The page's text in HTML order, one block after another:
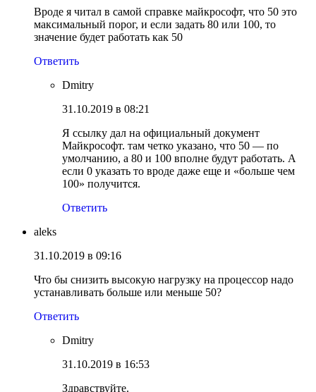
Вроде я читал в самой справке майкрософт, что 50 это
максимальный порог, и если задать 80 или 100, то
значение будет работать как 50
Ответить
Dmitry
31.10.2019 в 08:21
Я ссылку дал на официальный документ
Майкрософт. там четко указано, что 50 — по
умолчанию, а 80 и 100 вполне будут работать. А
если 0 указать то вроде даже еще и «больше чем
100» получится.
Ответить
aleks
31.10.2019 в 09:16
Что бы снизить высокую нагрузку на процессор надо
устанавливать больше или меньше 50?
Ответить
Dmitry
31.10.2019 в 16:53
Здравствуйте.